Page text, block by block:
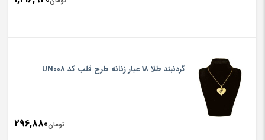
گردنبند طلا 18 عیار زنانه طرح قلب کد UN008
تومان296,880